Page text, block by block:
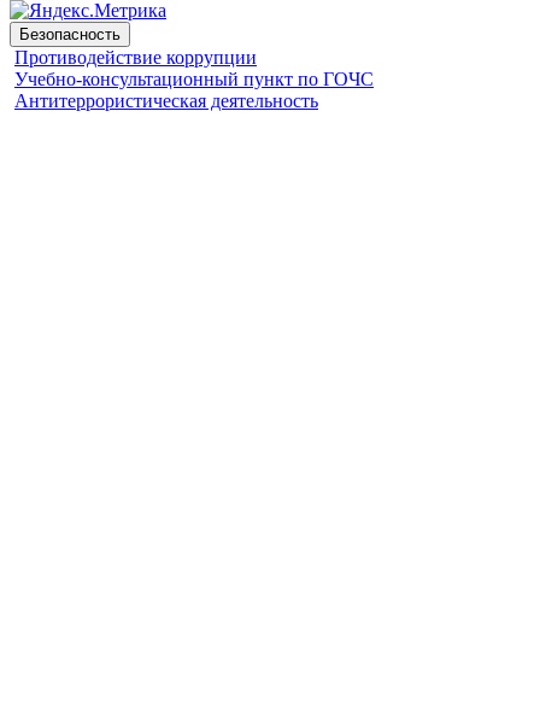
Безопасность
Противодействие коррупции
Учебно-консультационный пункт по ГОЧС
Антитеррористическая деятельность